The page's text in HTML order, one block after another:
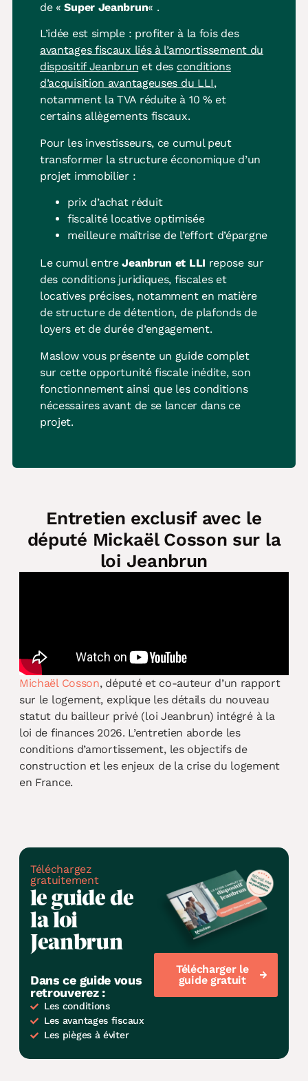
de «Super Jeanbrun« .
L’idée est simple : profiter à la fois des
avantages fiscaux liés à l’amortissement du
dispositif Jeanbrun et des conditions
d’acquisition avantageuses du LLI,
notamment la TVA réduite à 10 % et
certains allègements fiscaux.
Pour les investisseurs, ce cumul peut
transformer la structure économique d’un
projet immobilier :
prix d’achat réduit
fiscalité locative optimisée
meilleure maîtrise de l’effort d’épargne
Le cumul entreJeanbrun et LLI repose sur
des conditions juridiques, fiscales et
locatives précises, notamment en matière
de structure de détention, de plafonds de
loyers et de durée d’engagement.
Maslow vous présente un guide complet
sur cette opportunité fiscale inédite, son
fonctionnement ainsi que les conditions
nécessaires avant de se lancer dans ce
projet.
Entretien exclusif avec le
député Mickaël Cosson sur la
loi Jeanbrun
Michaël Cosson, député et co-auteur d’un rapport
sur le logement, explique les détails du nouveau
statut du bailleur privé (loi Jeanbrun) intégré à la
loi de finances 2026. L’entretien aborde les
conditions d’amortissement, les objectifs de
construction et les enjeux de la crise du logement
en France.
Téléchargez
gratuitement
le guide de
la loi
Jeanbrun
Dans ce guide vous
retrouverez :
Les conditions
Les avantages fiscaux
Les pièges à éviter
Télécharger le
guide gratuit